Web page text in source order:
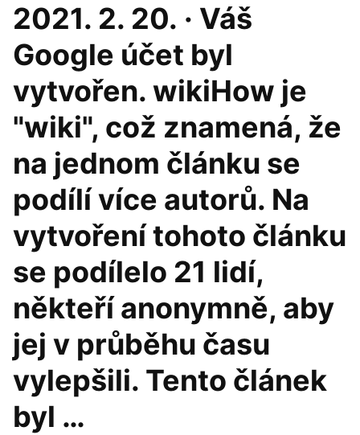
2021. 2. 20. · Váš
Google účet byl
vytvořen. wikiHow je
"wiki", což znamená, že
na jednom článku se
podílí více autorů. Na
vytvoření tohoto článku
se podílelo 21 lidí,
někteří anonymně, aby
jej v průběhu času
vylepšili. Tento článek
byl …